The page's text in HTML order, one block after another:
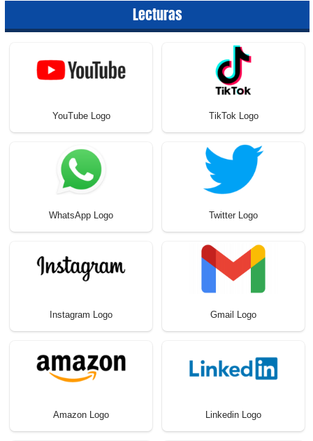
Lecturas
YouTube Logo TikTok Logo
WhatsApp Logo Twitter Logo
Instagram Logo Gmail Logo
Amazon Logo Linkedin Logo